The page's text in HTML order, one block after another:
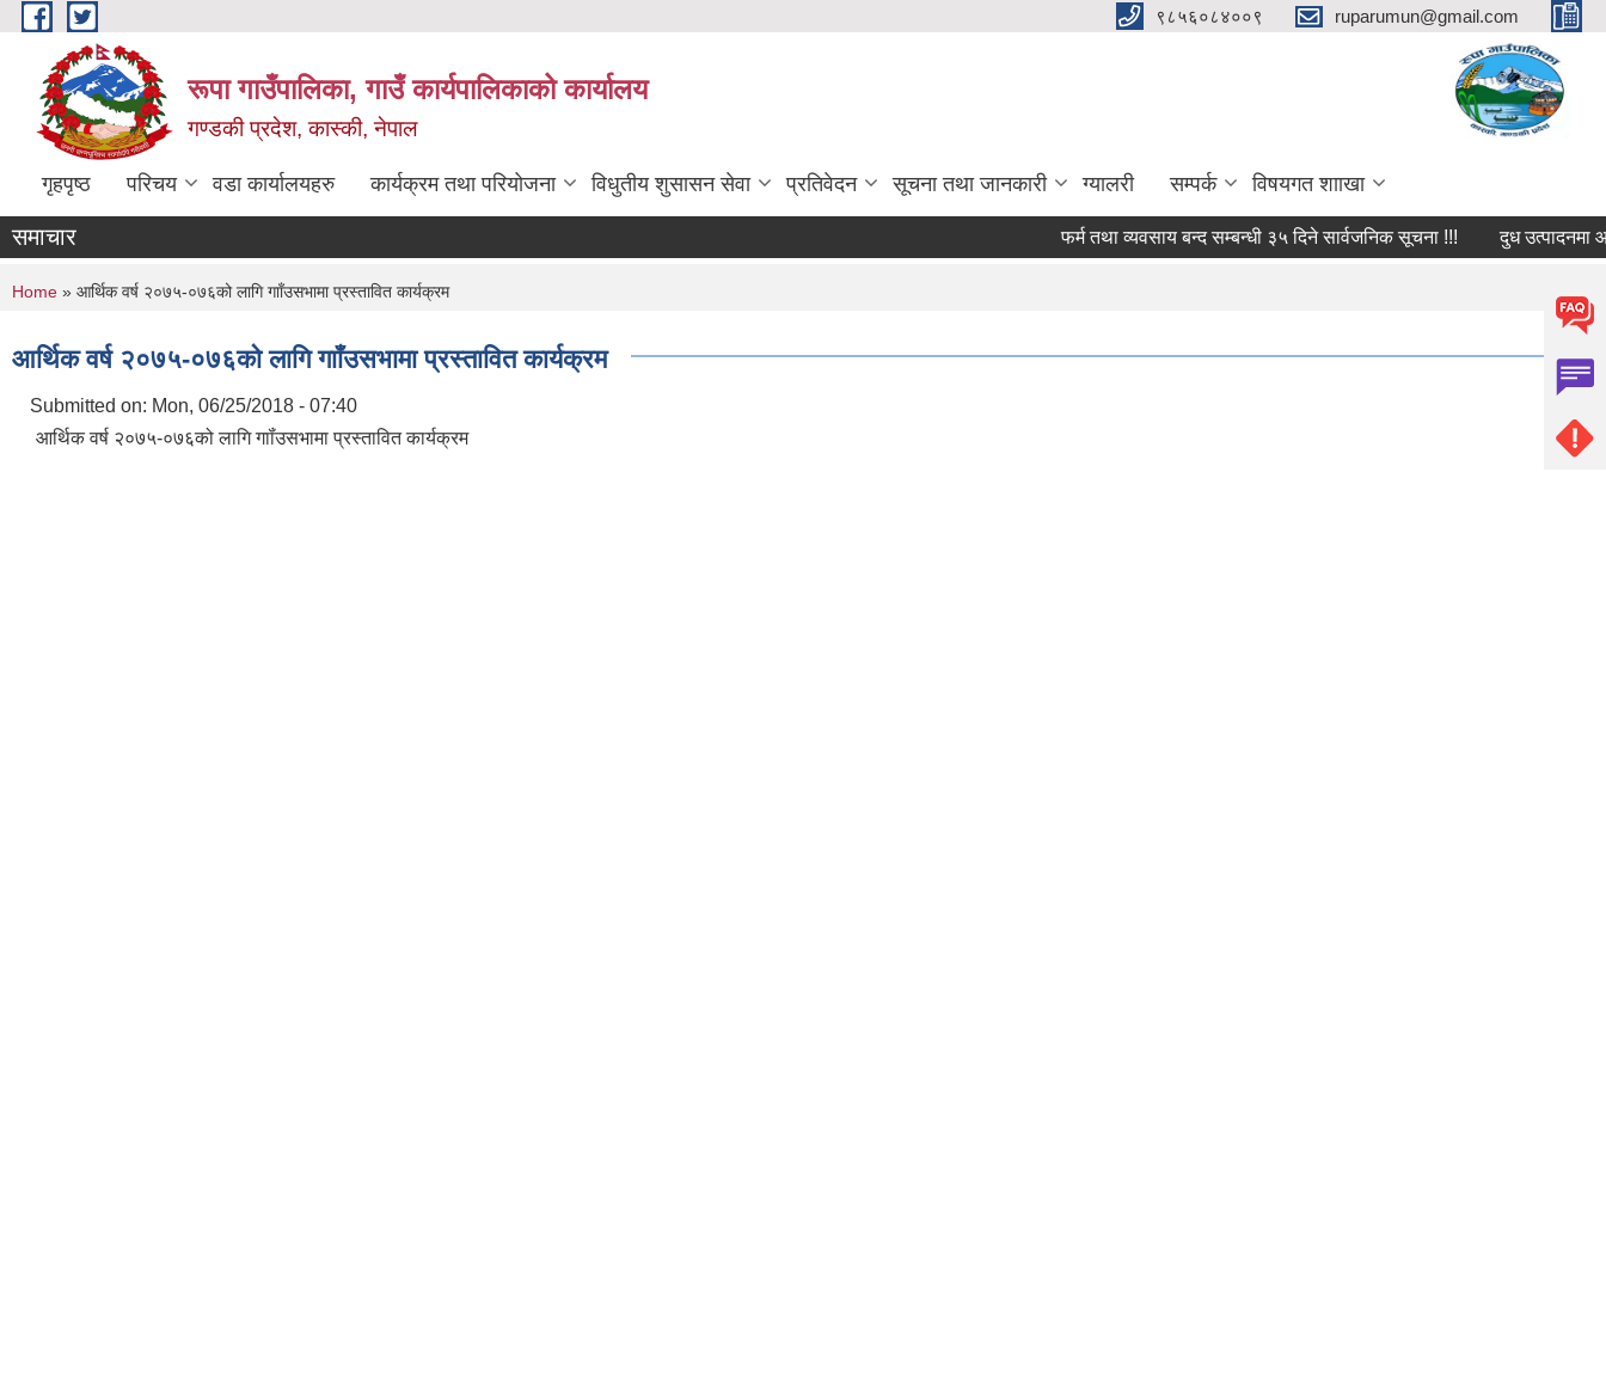
Skip to main content ९८५६०८४००९ ruparumun@gmail.com
रूपा गाउँपालिका, गाउँ कार्यपालिकाको कार्यालय
गण्डकी प्रदेश, कास्की, नेपाल
गृहपृष्ठ परिचय वडा कार्यालयहरु कार्यक्रम तथा परियोजना विधुतीय शुसासन सेवा प्रतिवेदन सूचना तथा जानकारी ग्यालरी सम्पर्क विषयगत शााखा
समाचार फर्म तथा व्यवसाय बन्द सम्बन्धी ३५ दिने सार्वजनिक सूचना !!! दुध उत्पादनमा आधारित
You are here
Home » आर्थिक वर्ष २०७५-०७६को लागि गाॉंउसभामा प्रस्तावित कार्यक्रम
आर्थिक वर्ष २०७५-०७६को लागि गाॉंउसभामा प्रस्तावित कार्यक्रम
Submitted on: Mon, 06/25/2018 - 07:40
आर्थिक वर्ष २०७५-०७६को लागि गाॉंउसभामा प्रस्तावित कार्यक्रम